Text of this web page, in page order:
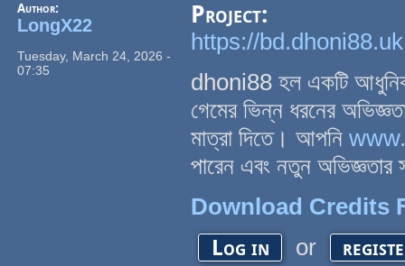
Author:
LongX22
Tuesday, March 24, 2026 -
07:35
Project:
https://
dhoni88 হল একটি আধুনিক
গেমের ভিন্ন ধরনের
মাত্রা দিতে। আপনি
পারেন এবং নতুন
Download Credits
Log in or